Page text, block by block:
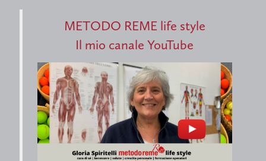
METODO REME life style
Il mio canale YouTube